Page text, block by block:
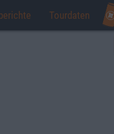
Tourdaten